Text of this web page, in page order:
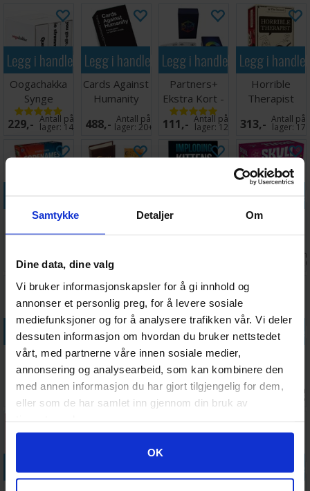
Samtykke Detaljer Om
Dine data, dine valg
Vi bruker informasjonskapsler for å gi innhold og
annonser et personlig preg, for å levere sosiale
mediefunksjoner og for å analysere trafikken vår. Vi deler
dessuten informasjon om hvordan du bruker nettstedet
vårt, med partnerne våre innen sosiale medier,
annonsering og analysearbeid, som kan kombinere den
med annen informasjon du har gjort tilgjengelig for dem,
eller som de har samlet inn gjennom din bruk av
Googles retningslinjer for personvern
OK
Legg i handlekurven
Oogachakka
Synge
Kortspill
229,- Antall på
lager: 14
Legg i handlekurven
Cards Against
Humanity
Kortspill
488,- Antall på
lager:20+
Legg i handlekurven
Partners+
Ekstra Kort -
Norsk
111,- Antall på
lager: 12
Legg i
Horrible
Therapist
Partyspill
313,- Antall på
lager: 17
Codenames
Ordspill
208,- lager:20+
Salem 1692
Kortspill
376,-27.08.2026
Exploding
Legg i
Skull Kortspill
Ventes inn
15.09.2026
Legg i handlekurven
Pictures
Brettspill -
Norsk
408,- Ventes inn
27.08.2026
Legg i handlekurven
Taco Cat Goat
Cheese Pizza
Brettspill
Antall på
lager:15
Legg i handlekurven
Happy Little
Dinosaurs -
Norske regler
287,- Antall på
lager:8
Legg i
SVENSK
Antall på
15
Legg i handlekurvenLegg i handlekurvenLegg i handlekurven
Legg i